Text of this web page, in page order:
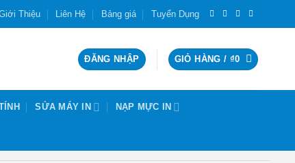
Thiệu Liên Hệ Bảng giá Tuyển Dụng
ĐĂNG NHẬP GIỎ HÀNG / ₫0
SỬA MÁY IN NẠP MỰC IN